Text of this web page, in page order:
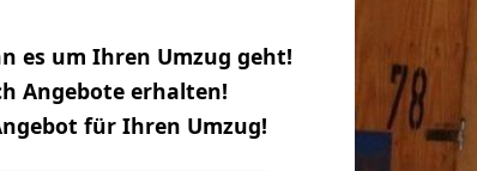
es um Ihren Umzug geht!
Angebote erhalten!
für Ihren Umzug!